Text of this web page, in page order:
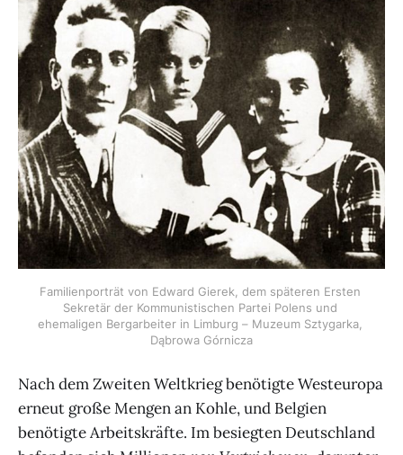
Familienporträt von Edward Gierek, dem späteren Ersten
Sekretär der Kommunistischen Partei Polens und
ehemaligen Bergarbeiter in Limburg – Muzeum Sztygarka,
Dąbrowa Górnicza
Nach dem Zweiten Weltkrieg benötigte Westeuropa
erneut große Mengen an Kohle, und Belgien
benötigte Arbeitskräfte. Im besiegten Deutschland